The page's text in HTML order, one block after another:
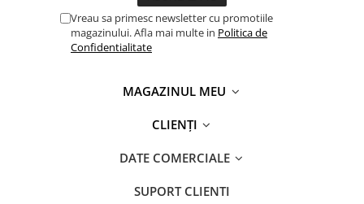
Vreau sa primesc newsletter cu promotiile
magazinului. Afla mai multe in Politica de
Confidentialitate
MAGAZINUL MEU
CLIENȚI
DATE COMERCIALE
SUPORT CLIENTI